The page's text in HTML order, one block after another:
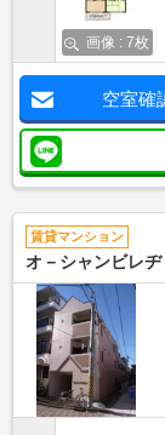
画像 : 7枚
空室確
賃貸マンション
オ－シャンビレ